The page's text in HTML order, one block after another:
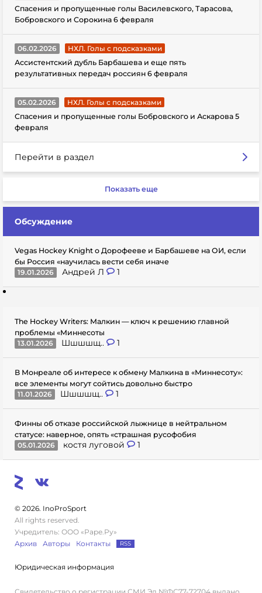
Спасения и пропущенные голы Василевского, Тарасова,
Бобровского и Сорокина 6 февраля
06.02.2026
НХЛ. Голы с подсказками
Ассистентский дубль Барбашева и еще пять
результативных передач россиян 6 февраля
05.02.2026
НХЛ. Голы с подсказками
Спасения и пропущенные голы Бобровского и Аскарова 5
февраля
Перейти в раздел
Показать еще
Обсуждение
Vegas Hockey Knight о Дорофееве и Барбашеве на ОИ, если
бы Россия «научилась вести себя иначе
19.01.2026
Андрей Л 1
The Hockey Writers: Малкин — ключ к решению главной
проблемы «Миннесоты
13.01.2026
Шшшшщ.. 1
В Монреале об интересе к обмену Малкина в «Миннесоту»:
все элементы могут сойтись довольно быстро
11.01.2026
Шшшшщ.. 1
Финны об отказе российской лыжнице в нейтральном
статусе: наверное, опять «страшная русофобия
05.01.2026
костя луговой 1
© 2026. InoProSport
All rights reserved.
Учредитель: ООО «Раре.Ру»
Архив
Авторы Контакты RSS
Юридическая информация
Свидетельство о регистрации СМИ Эл №ФС77-72704 выдано